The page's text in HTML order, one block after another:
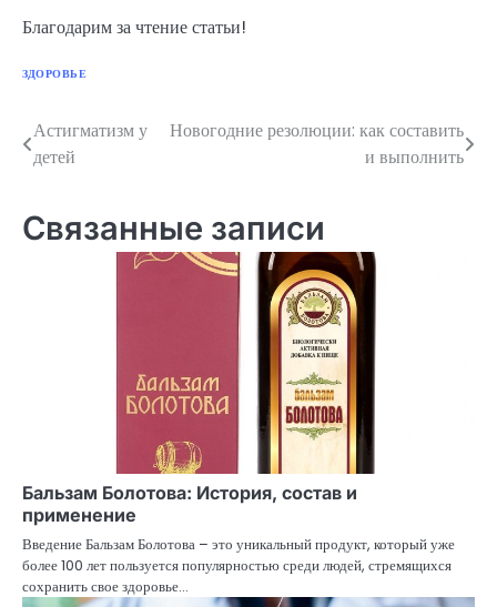
Благодарим за чтение статьи!
ЗДОРОВЬЕ
Навигация
по
записям
Астигматизм у
детей
Новогодние резолюции: как составить
и выполнить
Связанные записи
Бальзам Болотова: История, состав и
применение
Введение Бальзам Болотова – это уникальный продукт, который уже
более 100 лет пользуется популярностью среди людей, стремящихся
сохранить свое здоровье…